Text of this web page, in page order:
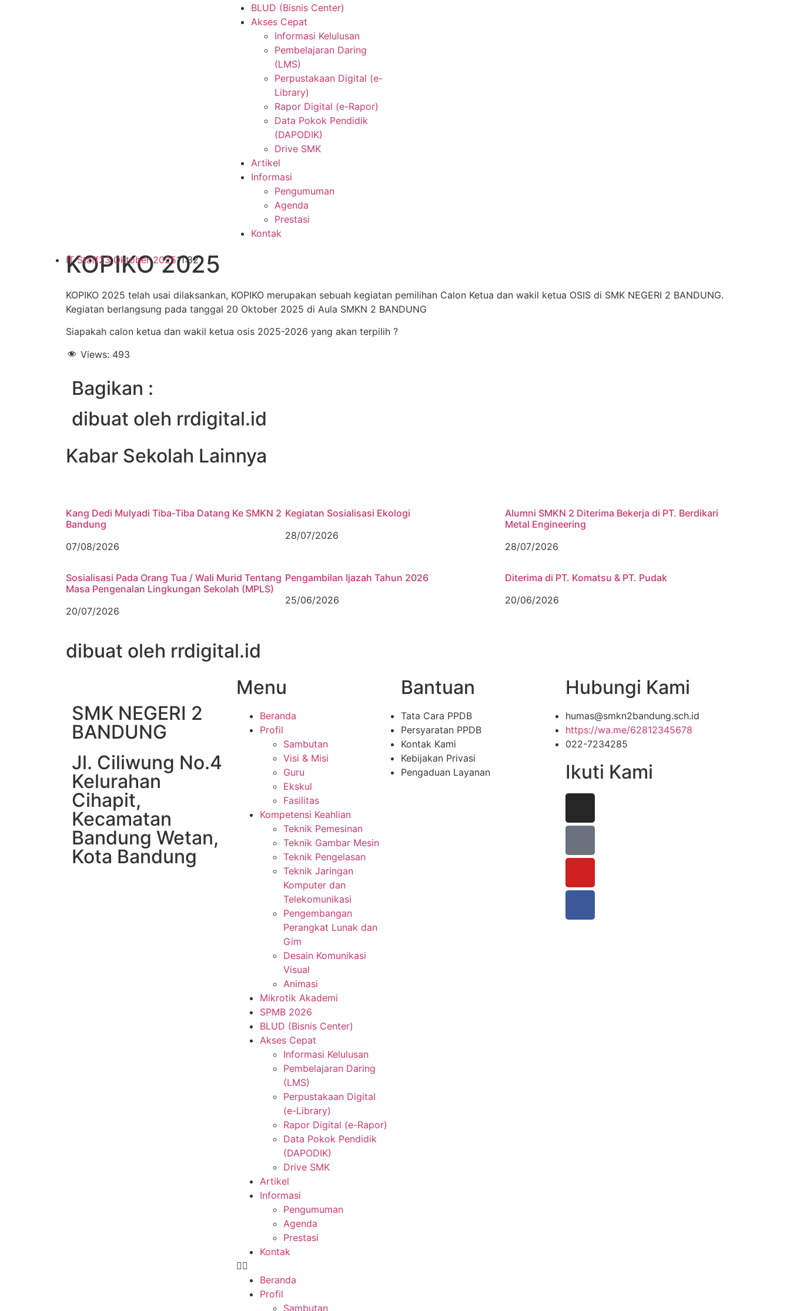
BLUD (Bisnis Center)
Akses Cepat
Informasi Kelulusan
Pembelajaran Daring
(LMS)
Perpustakaan Digital (e-
Library)
Rapor Digital (e-Rapor)
Data Pokok Pendidik
(DAPODIK)
Drive SMK
Artikel
Informasi
Pengumuman
Agenda
Prestasi
Kontak
IT Staff23 Oktober 202511:32
KOPIKO 2025
KOPIKO 2025 telah usai dilaksankan, KOPIKO merupakan sebuah kegiatan pemilihan Calon Ketua dan wakil ketua OSIS di SMK NEGERI 2 BANDUNG.
Kegiatan berlangsung pada tanggal 20 Oktober 2025 di Aula SMKN 2 BANDUNG
Siapakah calon ketua dan wakil ketua osis 2025-2026 yang akan terpilih ?
Views: 493
Bagikan :
dibuat oleh rrdigital.id
Kabar Sekolah Lainnya
Kang Dedi Mulyadi Tiba-Tiba Datang Ke SMKN 2
Bandung
07/08/2026
Kegiatan Sosialisasi Ekologi
28/07/2026
Alumni SMKN 2 Diterima Bekerja di PT. Berdikari
Metal Engineering
28/07/2026
Sosialisasi Pada Orang Tua / Wali Murid Tentang
Masa Pengenalan Lingkungan Sekolah (MPLS)
20/07/2026
Pengambilan Ijazah Tahun 2026
25/06/2026
Diterima di PT. Komatsu & PT. Pudak
20/06/2026
dibuat oleh rrdigital.id
SMK NEGERI 2
BANDUNG
Jl. Ciliwung No.4
Kelurahan
Cihapit,
Kecamatan
Bandung Wetan,
Kota Bandung
Menu
Beranda
Profil
Sambutan
Visi & Misi
Guru
Ekskul
Fasilitas
Kompetensi Keahlian
Teknik Pemesinan
Teknik Gambar Mesin
Teknik Pengelasan
Teknik Jaringan
Komputer dan
Telekomunikasi
Pengembangan
Perangkat Lunak dan
Gim
Desain Komunikasi
Visual
Animasi
Mikrotik Akademi
SPMB 2026
BLUD (Bisnis Center)
Akses Cepat
Informasi Kelulusan
Pembelajaran Daring
(LMS)
Perpustakaan Digital
(e-Library)
Rapor Digital (e-Rapor)
Data Pokok Pendidik
(DAPODIK)
Drive SMK
Artikel
Informasi
Pengumuman
Agenda
Prestasi
Kontak
Beranda
Profil
Sambutan
Bantuan
Tata Cara PPDB
Persyaratan PPDB
Kontak Kami
Kebijakan Privasi
Pengaduan Layanan
Hubungi Kami
humas@smkn2bandung.sch.id
https://wa.me/62812345678
022-7234285
Ikuti Kami